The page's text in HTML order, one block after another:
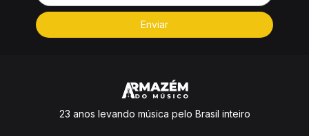
23 anos levando música pelo Brasil inteiro